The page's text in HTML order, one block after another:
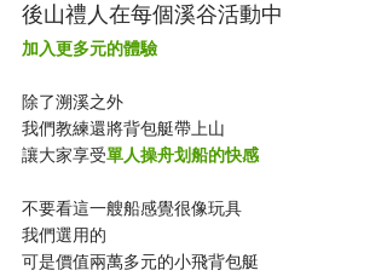
後山禮人在每個溪谷活動中
加入更多元的體驗
除了溯溪之外
我們教練還將背包艇帶上山
讓大家享受單人操舟划船的快感
不要看這一艘船感覺很像玩具
我們選用的
可是價值兩萬多元的小飛背包艇